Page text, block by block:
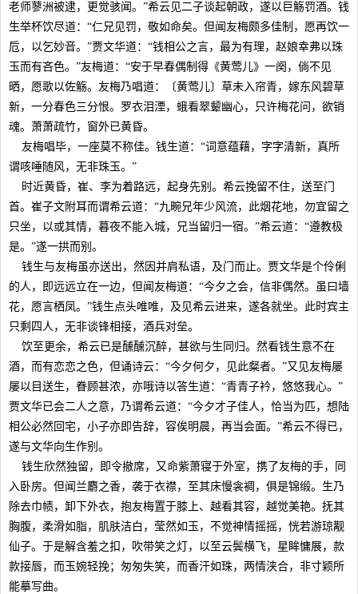
老师蓼洲被逮，更觉骇闻。”希云见二子谈起朝政，遂以巨觞罚酒。钱
生举杯饮尽道：“仁兄见罚，敬如命矣。但闻友梅颇多佳制，愿再饮一
卮，以乞妙音。”贾文华道：“钱相公之言，最为有理，赵娘幸弗以珠
玉而有吝色。”友梅道：“安于早春偶制得《黄莺儿》一阕，倘不见
晒，愿歌以佐觞。友梅乃唱道：〔黄莺儿〕草未入帘青，嫁东风碧草
新，一分春色三分恨。罗衣泪湮，蛾看翠颦幽心，只许梅花问，欲销
魂。萧萧疏竹，窗外已黄昏。
友梅唱毕，一座莫不称佳。钱生道：“词意蕴藉，字字清新，真所
谓咳唾随风，无非珠玉。”
时近黄昏，崔、李为着路远，起身先别。希云挽留不住，送至门
首。崔子文附耳而谓希云道：“九畹兄年少风流，此烟花地，勿宜留之
只坐，以或其情，暮夜不能入城，兄当留归一宿。”希云道：“遵教极
是。”遂一拱而别。
钱生与友梅虽亦送出，然因并肩私语，及门而止。贾文华是个伶俐
的人，即远远立在一边，但闻友梅道：“今夕之会，信非偶然。虽曰墙
花，愿言栖凤。”钱生点头唯唯，及见希云进来，遂各就坐。此时宾主
只剩四人，无非谈锋相接，酒兵对垒。
饮至更余，希云已是醺醺沉醉，甚欲与生同归。然看钱生意不在
酒，而有恋恋之色，但诵诗云：“今夕何夕，见此粲者。”又见友梅屡
屡以目送生，眷顾甚浓，亦哦诗以答生道：“青青子衿，悠悠我心。”
贾文华已会二人之意，乃谓希云道：“今夕才子佳人，恰当为匹，想陆
相公必然回宅，小子亦即告辞，容俟明晨，再当会面。”希云不得已，
遂与文华向生作别。
钱生欣然独留，即令撤席，又命紫萧寝于外室，携了友梅的手，同
入卧房。但闻兰麝之香，袭于衣襟，至其床慢衾裯，俱是锦缎。生乃
除去巾帻，卸下外衣，抱友梅置于膝上、越看其容，越觉美艳。抚其
胸腹，柔滑如脂，肌肤洁白，莹然如玉，不觉神情摇摇，恍若游琼觏
仙子。于是解含羞之扣，吹带笑之灯，以至云鬓横飞，星眸慵展，款
款接唇，而玉婉轻挽；匆匆失笑，而香汗如珠，两情浃合，非寸颖所
能摹写曲。